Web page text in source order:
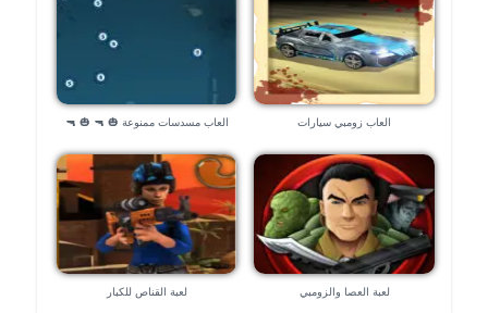
العاب زومبي سيارات العاب مسدسات ممنوعة 🎃 🔫 🎃 🔫
لعبة العصا والزومبي لعبة القناص للكبار